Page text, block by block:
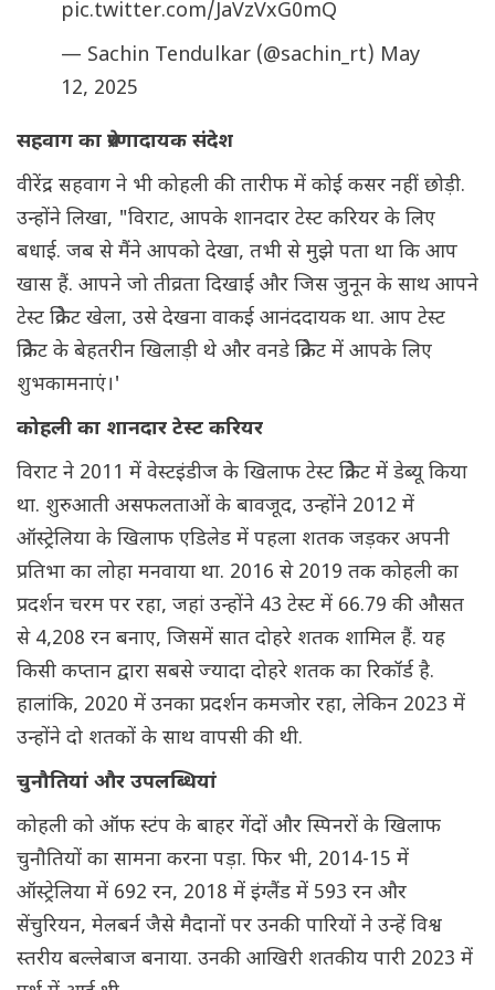
pic.twitter.com/JaVzVxG0mQ
— Sachin Tendulkar (@sachin_rt) May
12, 2025
सहवाग का प्रेरणादायक संदेश
वीरेंद्र सहवाग ने भी कोहली की तारीफ में कोई कसर नहीं छोड़ी.
उन्होंने लिखा, "विराट, आपके शानदार टेस्ट करियर के लिए
बधाई. जब से मैंने आपको देखा, तभी से मुझे पता था कि आप
खास हैं. आपने जो तीव्रता दिखाई और जिस जुनून के साथ आपने
टेस्ट क्रिकेट खेला, उसे देखना वाकई आनंददायक था. आप टेस्ट
क्रिकेट के बेहतरीन खिलाड़ी थे और वनडे क्रिकेट में आपके लिए
शुभकामनाएं।'
कोहली का शानदार टेस्ट करियर
विराट ने 2011 में वेस्टइंडीज के खिलाफ टेस्ट क्रिकेट में डेब्यू किया
था. शुरुआती असफलताओं के बावजूद, उन्होंने 2012 में
ऑस्ट्रेलिया के खिलाफ एडिलेड में पहला शतक जड़कर अपनी
प्रतिभा का लोहा मनवाया था. 2016 से 2019 तक कोहली का
प्रदर्शन चरम पर रहा, जहां उन्होंने 43 टेस्ट में 66.79 की औसत
से 4,208 रन बनाए, जिसमें सात दोहरे शतक शामिल हैं. यह
किसी कप्तान द्वारा सबसे ज्यादा दोहरे शतक का रिकॉर्ड है.
हालांकि, 2020 में उनका प्रदर्शन कमजोर रहा, लेकिन 2023 में
उन्होंने दो शतकों के साथ वापसी की थी.
चुनौतियां और उपलब्धियां
कोहली को ऑफ स्टंप के बाहर गेंदों और स्पिनरों के खिलाफ
चुनौतियों का सामना करना पड़ा. फिर भी, 2014-15 में
ऑस्ट्रेलिया में 692 रन, 2018 में इंग्लैंड में 593 रन और
सेंचुरियन, मेलबर्न जैसे मैदानों पर उनकी पारियों ने उन्हें विश्व
स्तरीय बल्लेबाज बनाया. उनकी आखिरी शतकीय पारी 2023 में